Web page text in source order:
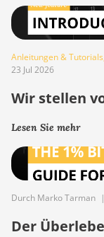
Anleitungen & Tutorials
23 Jul 2026
Wir stellen
Lesen Sie mehr
Durch Marko Tarman |
Der